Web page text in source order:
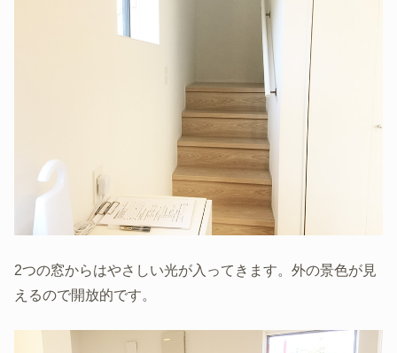
2つの窓からはやさしい光が入ってきます。外の景色が見
えるので開放的です。